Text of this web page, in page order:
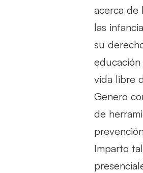
acerca de
las
su
educación
vida libre
Genero
de
Imparto